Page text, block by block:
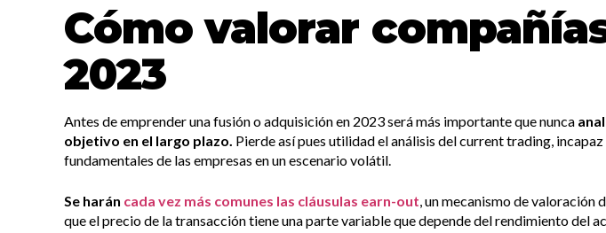
Cómo valorar
2023
Antes de emprender una fusión o adquisición en 2023 será más importante que nunca
objetivo en el largo plazo. Pierde así pues utilidad el análisis del current trading,
fundamentales de las empresas en un escenario volátil.
Se harán cada vez más comunes las cláusulas earn-out , un mecanismo de valoración
que el precio de la transacción tiene una parte variable que depende del rendimiento del